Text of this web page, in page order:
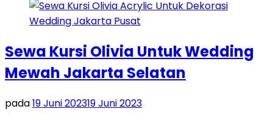
Sewa Kursi Olivia Untuk Wedding
Mewah Jakarta Selatan
pada19 Juni 202319 Juni 2023